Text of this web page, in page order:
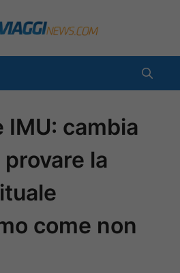
IMU: cambia
la
come non